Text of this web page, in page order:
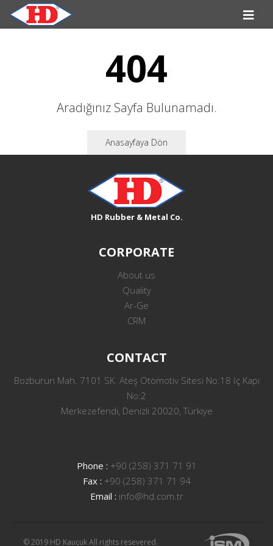
404
Aradığınız Sayfa Bulunamadı.
Anasayfaya Dön
HD Rubber & Metal Co.
CORPORATE
About us
Quality
Ar-Ge
CRM
CONTACT
Bozburun Mah. 7101 SK. Ateş Otomotiv Sitesi No:18 İç Kapı
No:2
Merkezefendi, Denizli 20020, Türkiye
Phone : +90 (258) 371 71 91
Fax : +90 (258) 371 71 94
Email : info@hd.com.tr
© 2019 HD Kauçuk All rights resevered.